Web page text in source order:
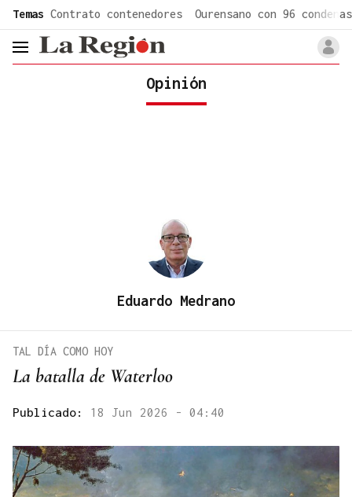
Temas Contrato contenedores Ourensano con 96 condenas
header.menu.open
Opinión
Eduardo Medrano
La batalla de Waterloo
TAL DÍA COMO HOY
Publicado: 18 Jun 2026 - 04:40